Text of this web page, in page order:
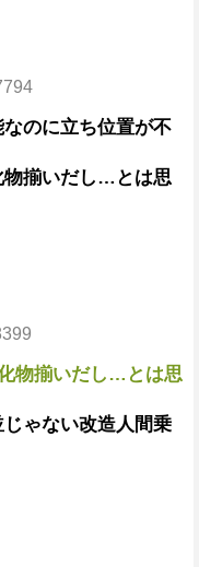
のに立ち位置が不
物揃いだし…とは思
物揃いだし…とは思
ゃない改造人間乗